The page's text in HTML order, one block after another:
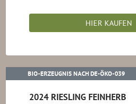
HIER KAUFEN
BIO-ERZEUGNIS NACH DE-ÖKO-039
2024 RIESLING FEINHERB